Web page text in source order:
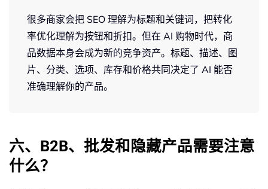
很多商家会把 SEO 理解为标题和关键词，把转化
率优化理解为按钮和折扣。但在 AI 购物时代，商
品数据本身会成为新的竞争资产。标题、描述、图
片、分类、选项、库存和价格共同决定了 AI 能否
准确理解你的产品。
六、B2B、批发和隐藏产品需要注意
什么？